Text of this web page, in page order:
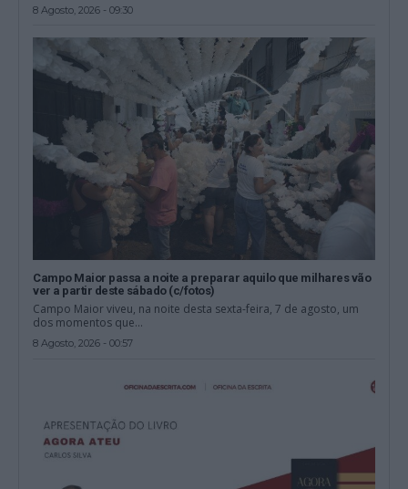
8 Agosto, 2026 - 09:30
Campo Maior passa a noite a preparar aquilo que milhares vão
ver a partir deste sábado (c/fotos)
Campo Maior viveu, na noite desta sexta-feira, 7 de agosto, um
dos momentos que...
8 Agosto, 2026 - 00:57